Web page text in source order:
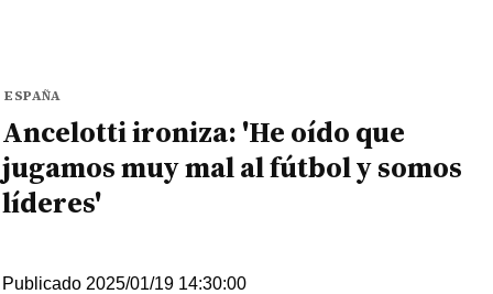
ESPAÑA
Ancelotti ironiza: 'He oído que
jugamos muy mal al fútbol y somos
líderes'
Publicado 2025/01/19 14:30:00